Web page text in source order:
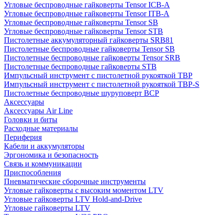
Угловые беспроводные гайковерты Tensor ICB-A
Угловые беспроводные гайковерты Tensor ITB-A
Угловые беспроводные гайковерты Tensor SB
Угловые беспроводные гайковерты Tensor STB
Пистолетные аккумуляторный гайковерты SRB81
Пистолетные беспроводные гайковерты Tensor SB
Пистолетные беспроводные гайковерты Tensor SRB
Пистолетные беспроводные гайковерты STB
Импульсный инструмент с пистолетной рукояткой TBP
Импульсный инструмент с пистолетной рукояткой TBP-S
Пистолетные беспроводные шуруповерт BCP
Аксессуары
Аксессуары Air Line
Головки и биты
Расходные материалы
Периферия
Кабели и аккумуляторы
Эргономика и безопасность
Связь и коммуникации
Приспособления
Пневматические сборочные инструменты
Угловые гайковерты с высоким моментом LTV
Угловые гайковерты LTV Hold-and-Drive
Угловые гайковерты LTV